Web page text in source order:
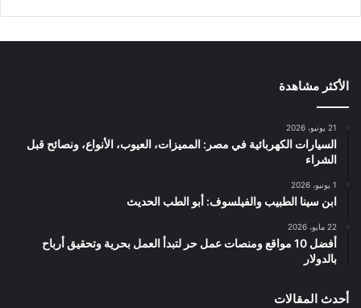
الأكثر مشاهدة
21 يونيو، 2026
السيارات الكهربائية في مصر: المميزات، العيوب، الأنواع، ونصائح قبل
الشراء
1 يونيو، 2026
ابن سينا الطبيب والفيلسوف: أبو الطب الحديث
22 مايو، 2026
أفضل 10 مواقع ومنصات عمل حر لتبدأ العمل بحرية وتحقيق أرباح
بالدولار
أحدث المقالات